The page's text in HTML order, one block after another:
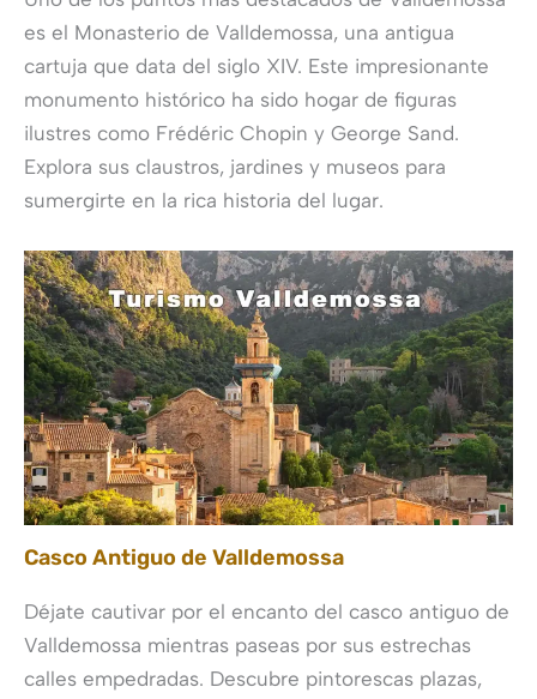
es el Monasterio de Valldemossa, una antigua
cartuja que data del siglo XIV. Este impresionante
monumento histórico ha sido hogar de figuras
ilustres como Frédéric Chopin y George Sand.
Explora sus claustros, jardines y museos para
sumergirte en la rica historia del lugar.
Casco Antiguo de Valldemossa
Déjate cautivar por el encanto del casco antiguo de
Valldemossa mientras paseas por sus estrechas
calles empedradas. Descubre pintorescas plazas,